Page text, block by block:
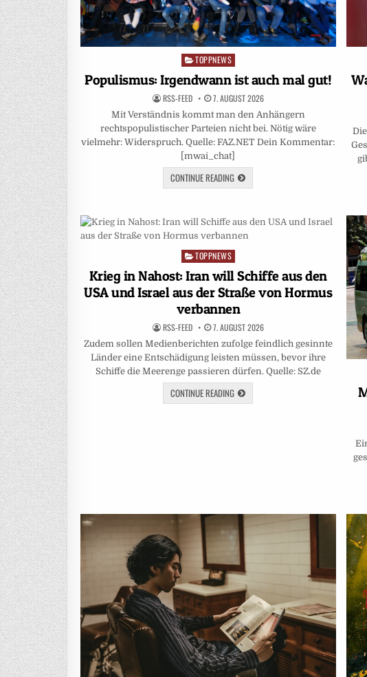
Posted
TOPPNEWS
Populismus: Irgendwann ist auch mal gut!
RSS-FEED 7. AUGUST 2026
Mit Verständnis kommt man den Anhängern
rechtspopulistischer Parteien nicht bei. Nötig wäre
vielmehr: Widerspruch. Quelle: FAZ.NET Dein Kommentar:
[mwai_chat]
CONTINUE READING
Posted
in
TOPPNEWS
Krieg in Nahost: Iran will Schiffe aus den
USA und Israel aus der Straße von Hormus
verbannen
RSS-FEED 7. AUGUST 2026
Zudem sollen Medienberichten zufolge feindlich gesinnte
Länder eine Entschädigung leisten müssen, bevor ihre
Schiffe die Meerenge passieren dürfen. Quelle: SZ.de
CONTINUE READING